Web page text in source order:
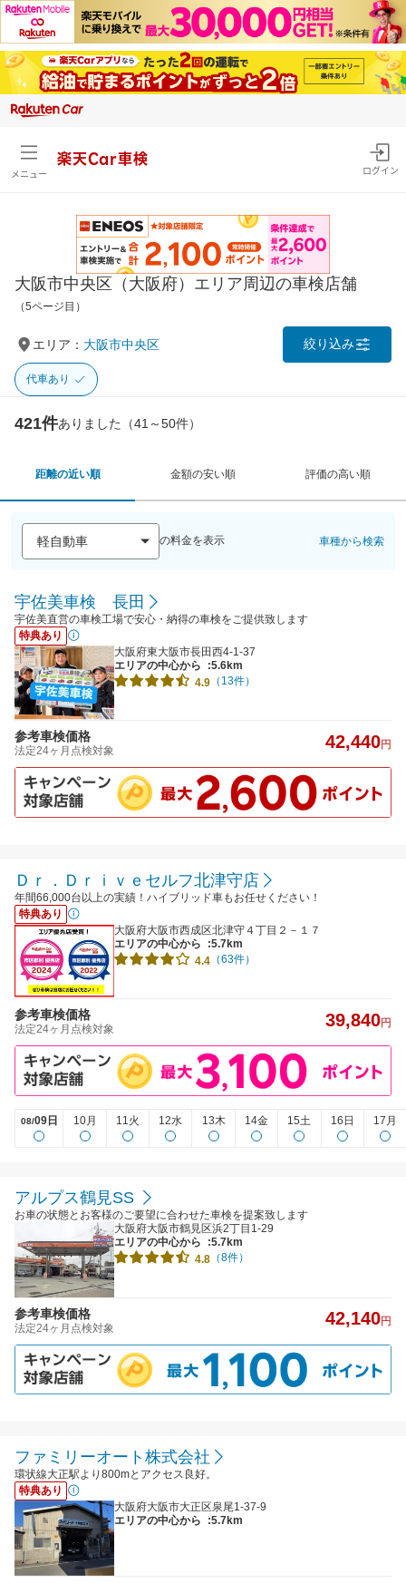
メニュー
楽天Car車検
ログイン
大阪市中央区（大阪府）エリア周辺の車検店舗
（5ページ目）
エリア： 大阪市中央区 絞り込み
代車あり
421件ありました（41～50件）
距離の近い順 金額の安い順 評価の高い順
の料金を表示 車種から検索
宇佐美車検 長田
宇佐美直営の車検工場で安心・納得の車検をご提供致します
特典あり
大阪府東大阪市長田西4-1-37
エリアの中心から
:5.6km
4.9 （13件）
参考車検価格
法定24ヶ月点検対象 42,440円
Ｄｒ．Ｄｒｉｖｅセルフ北津守店
年間66,000台以上の実績！ハイブリッド車もお任せください！
特典あり
大阪府大阪市西成区北津守４丁目２－１７
エリアの中心から
:5.7km
4.4 （63件）
参考車検価格
法定24ヶ月点検対象 39,840円
08/09日 10月 11火 12水 13木 14金 15土 16日 17月
アルプス鶴見SS
お車の状態とお客様のご要望に合わせた車検を提案致します
大阪府大阪市鶴見区浜2丁目1-29
エリアの中心から
:5.7km
4.8 （8件）
参考車検価格
法定24ヶ月点検対象 42,140円
ファミリーオート株式会社
環状線大正駅より800mとアクセス良好。
特典あり
大阪府大阪市大正区泉尾1-37-9
エリアの中心から
:5.7km